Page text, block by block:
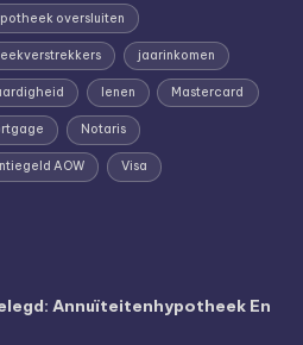
oversluiten
jaarinkomen
lenen Mastercard
Notaris
AOW Visa
Annuïteitenhypotheek En